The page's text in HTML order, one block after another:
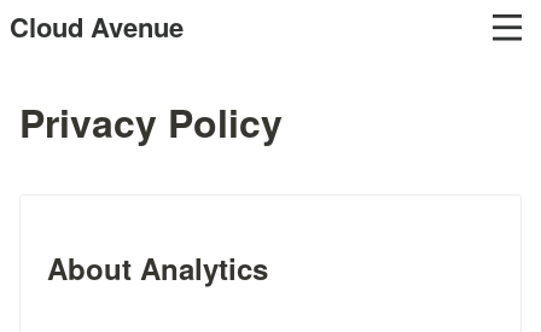
Cloud Avenue
Privacy Policy
About Analytics